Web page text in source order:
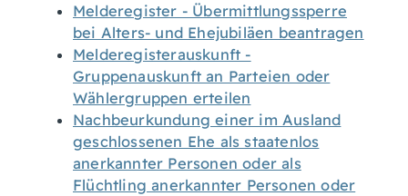
Melderegister - Übermittlungssperre
bei Alters- und Ehejubiläen beantragen
Melderegisterauskunft -
Gruppenauskunft an Parteien oder
Wählergruppen erteilen
Nachbeurkundung einer im Ausland
geschlossenen Ehe als staatenlos
anerkannter Personen oder als
Flüchtling anerkannter Personen oder